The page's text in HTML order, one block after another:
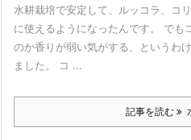
水耕栽培で安定して、ルッコラ、コ
に使えるようになったんです。 でも
のか香りが弱い気がする、というわ
ました。 コ ...
記事を読む